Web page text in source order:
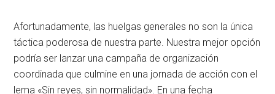
Afortunadamente, las huelgas generales no son la única
táctica poderosa de nuestra parte. Nuestra mejor opción
podría ser lanzar una campaña de organización
coordinada que culmine en una jornada de acción con el
lema «Sin reyes, sin normalidad». En una fecha